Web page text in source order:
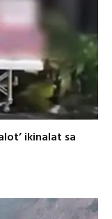
ikinalat sa